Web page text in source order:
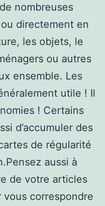
nombreuses
directement en
les objets, le
ou autres
ensemble. Les
utile ! Il
! Certains
d’accumuler des
de régularité
aussi à
de votre articles
correspondre